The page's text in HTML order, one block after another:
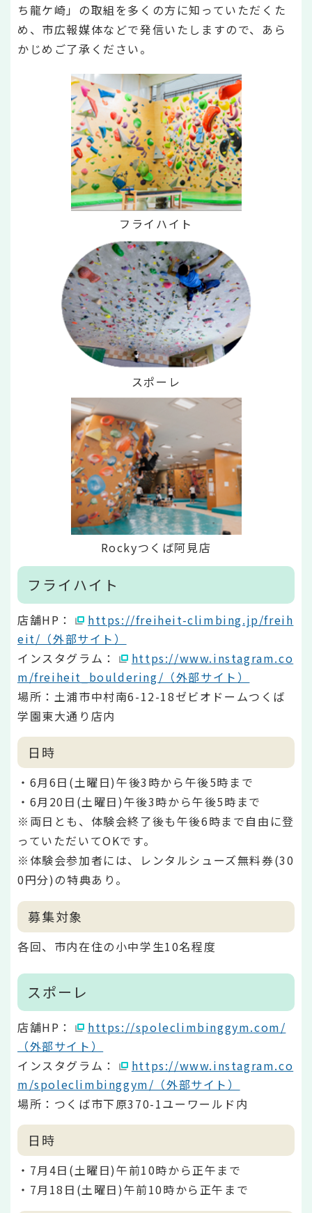
ち龍ケ崎」の取組を多くの方に知っていただくた
め、市広報媒体などで発信いたしますので、あら
かじめご了承ください。
フライハイト
スポーレ
Rockyつくば阿見店
フライハイト
店舗HP：
https://freiheit-climbing.jp/freih
eit/（外部サイト）
インスタグラム：
https://www.instagram.co
m/freiheit_bouldering/（外部サイト）
場所：土浦市中村南6-12-18ゼビオドームつくば
学園東大通り店内
日時
・6月6日(土曜日)午後3時から午後5時まで
・6月20日(土曜日)午後3時から午後5時まで
※両日とも、体験会終了後も午後6時まで自由に登
っていただいてOKです。
※体験会参加者には、レンタルシューズ無料券(30
0円分)の特典あり。
募集対象
各回、市内在住の小中学生10名程度
スポーレ
店舗HP：
https://spoleclimbinggym.com/
（外部サイト）
インスタグラム：
https://www.instagram.co
m/spoleclimbinggym/（外部サイト）
場所：つくば市下原370-1ユーワールド内
日時
・7月4日(土曜日)午前10時から正午まで
・7月18日(土曜日)午前10時から正午まで